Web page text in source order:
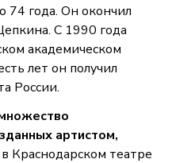
74 года. Он окончил
С 1990 года
академическом
лет он получил
России.
артистом,
Краснодарском театре